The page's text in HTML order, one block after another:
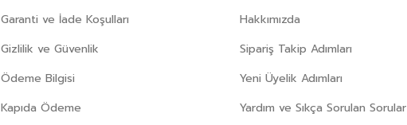
Garanti ve İade Koşulları
Gizlilik ve Güvenlik
Ödeme Bilgisi
Kapıda Ödeme
Hakkımızda
Sipariş Takip Adımları
Yeni Üyelik Adımları
Yardım ve Sıkça Sorulan Sorular